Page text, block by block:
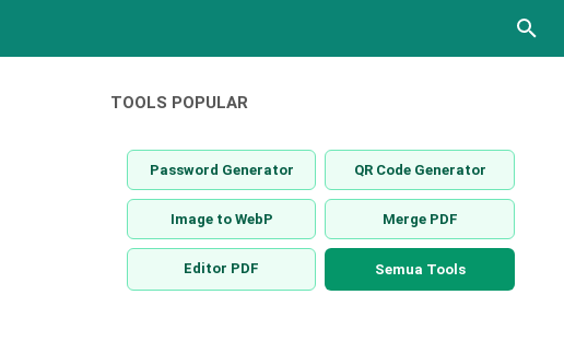
TOOLS POPULAR
Password Generator QR Code Generator
Image to WebP Merge PDF
Editor PDF Semua Tools